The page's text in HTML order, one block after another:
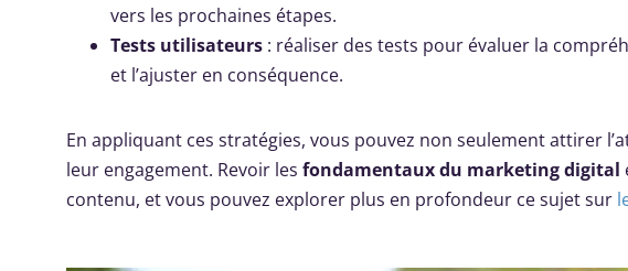
vers les prochaines étapes.
Tests utilisateurs : réaliser des tests pour évaluer la
et l’ajuster en conséquence.
En appliquant ces stratégies, vous pouvez non seulement attirer
leur engagement. Revoir les fondamentaux du marketing digital
contenu, et vous pouvez explorer plus en profondeur ce sujet sur